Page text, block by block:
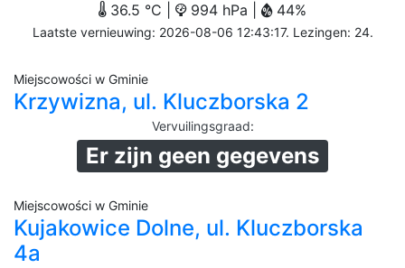
36.5 °C | 994 hPa | 44%
Laatste vernieuwing: 2026-08-06 12:43:17. Lezingen: 24.
Miejscowości w Gminie
Krzywizna, ul. Kluczborska 2
Vervuilingsgraad:
Er zijn geen gegevens
Miejscowości w Gminie
Kujakowice Dolne, ul. Kluczborska
4a